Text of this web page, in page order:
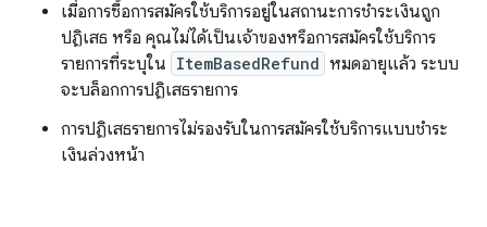
เมื่อการซื้อการสมัครใช้บริการอยู่ในสถานะการชำระเงินถูก
ปฏิเสธ หรือ คุณไม่ได้เป็นเจ้าของหรือการสมัครใช้บริการ
รายการที่ระบุใน ItemBasedRefund หมดอายุแล้ว ระบบ
จะบล็อกการปฏิเสธรายการ
การปฏิเสธรายการไม่รองรับในการสมัครใช้บริการแบบชำระ
เงินล่วงหน้า